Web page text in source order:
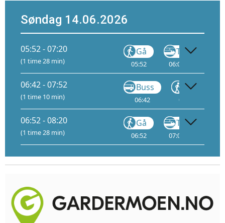
Søndag 14.06.2026
05:52 - 07:20
(1 time 28 min)
Gå
05:52
Tog
06:03
06:42 - 07:52
(1 time 10 min)
Buss
06:42
Gå
07:05
06:52 - 08:20
(1 time 28 min)
Gå
06:52
Tog
07:03